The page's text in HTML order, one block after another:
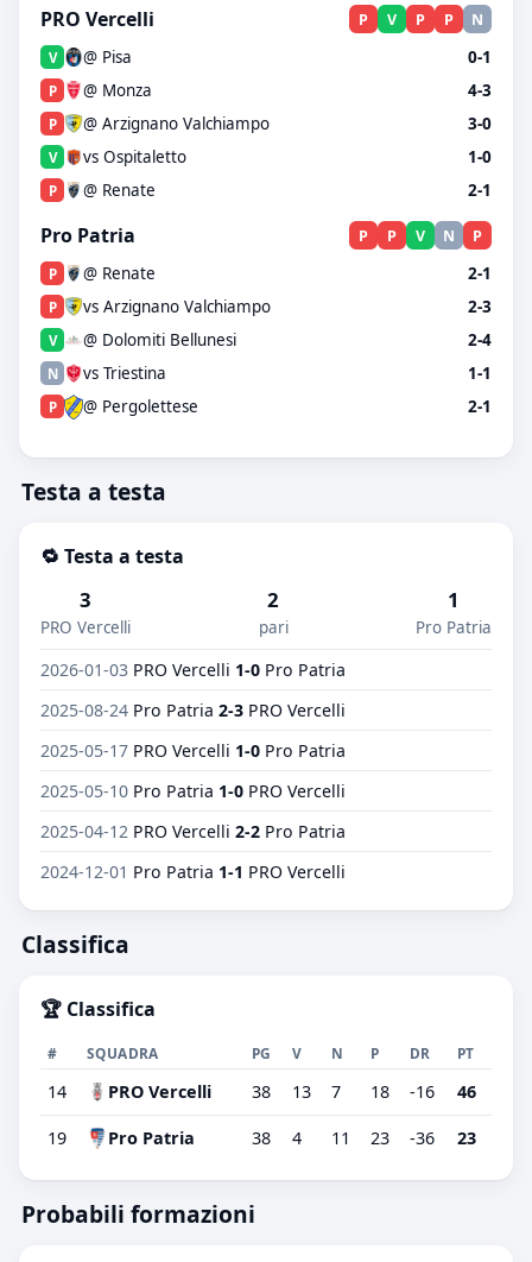
PRO Vercelli P V P P N
V @ Pisa 0-1
P @ Monza 4-3
P @ Arzignano Valchiampo 3-0
V vs Ospitaletto 1-0
P @ Renate 2-1
Pro Patria P P V N P
P @ Renate 2-1
P vs Arzignano Valchiampo 2-3
V @ Dolomiti Bellunesi 2-4
N vs Triestina 1-1
P @ Pergolettese 2-1
Testa a testa
🔁 Testa a testa
3
PRO Vercelli
2
pari
1
Pro Patria
2026-01-03 PRO Vercelli 1-0 Pro Patria
2025-08-24 Pro Patria 2-3 PRO Vercelli
2025-05-17 PRO Vercelli 1-0 Pro Patria
2025-05-10 Pro Patria 1-0 PRO Vercelli
2025-04-12 PRO Vercelli 2-2 Pro Patria
2024-12-01 Pro Patria 1-1 PRO Vercelli
Classifica
🏆 Classifica
# SQUADRA PG V N P DR PT
14 PRO Vercelli 38 13 7 18 -16 46
19 Pro Patria 38 4 11 23 -36 23
Probabili formazioni